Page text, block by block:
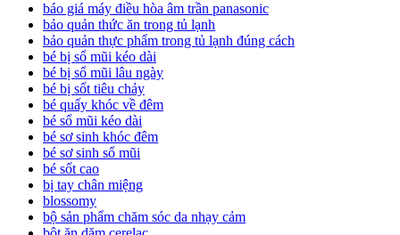
báo giá máy điều hòa âm trần panasonic
bảo quản thức ăn trong tủ lạnh
bảo quản thực phẩm trong tủ lạnh đúng cách
bé bị sổ mũi kéo dài
bé bị sổ mũi lâu ngày
bé bị sốt tiêu chảy
bé quấy khóc về đêm
bé sổ mũi kéo dài
bé sơ sinh khóc đêm
bé sơ sinh sổ mũi
bé sốt cao
bị tay chân miệng
blossomy
bộ sản phẩm chăm sóc da nhạy cảm